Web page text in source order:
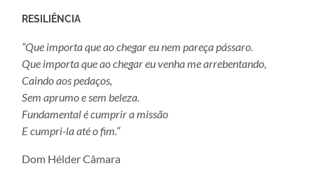
RESILIÊNCIA
“Que importa que ao chegar eu nem pareça pássaro.
Que importa que ao chegar eu venha me arrebentando,
Caindo aos pedaços,
Sem aprumo e sem beleza.
Fundamental é cumprir a missão
E cumpri-la até o fim.”
Dom Hélder Câmara